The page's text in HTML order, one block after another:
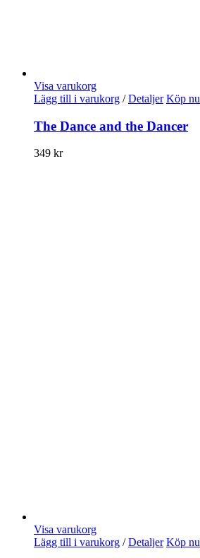
Visa varukorg
Lägg till i varukorg / Detaljer Köp nu
The Dance and the Dancer
349 kr
Visa varukorg
Lägg till i varukorg / Detaljer Köp nu